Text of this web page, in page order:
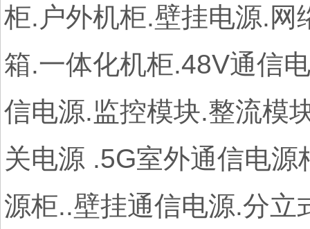
柜.户外机柜.壁挂电源.网
箱.一体化机柜.48V通信
信电源.监控模块.整流模
关电源 .5G室外通信电
源柜..壁挂通信电源.分立